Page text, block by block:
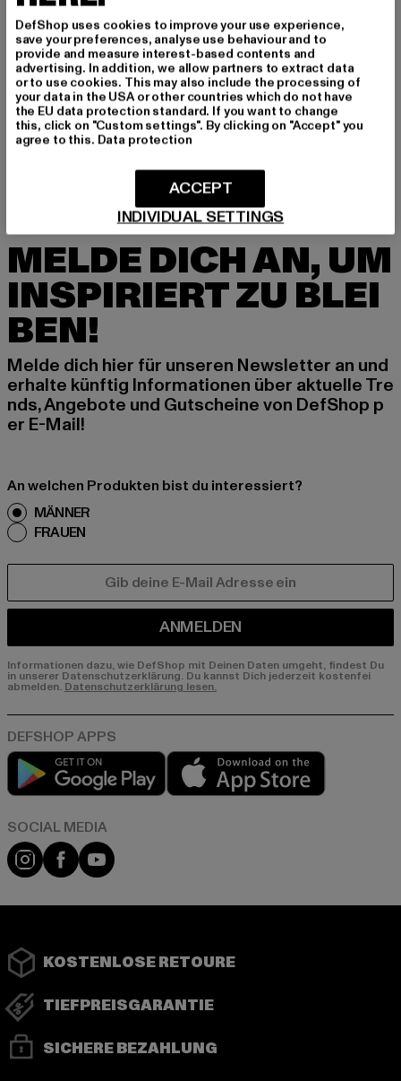
SIXTH JUNE
Washed
28,00 EUR
Derzeitiger Preis: 28,00 EUR
69,99 EURAktionspreis: 69,99 EUR
MELDE DICH AN, UM
INSPIRIERT ZU BLEI
BEN!
Melde dich hier für unseren Newsletter an und
erhalte künftig Informationen über aktuelle Tre
nds, Angebote und Gutscheine von DefShop p
er E-Mail!
An welchen Produkten bist du interessiert?
MÄNNER
FRAUEN
ANMELDEN
Informationen dazu, wie DefShop mit Deinen Daten umgeht, findest Du
in unserer Datenschutzerklärung. Du kannst Dich jederzeit kostenfei
abmelden. Datenschutzerklärung lesen.
Play market
Instagram
FacebookYouTube
KOSTENLOSE RETOURE
TIEFPREISGARANTIE
SICHERE BEZAHLUNG
DefShop uses cookies to improve your use experience,
save your preferences, analyse use behaviour and to
provide and measure interest-based contents and
advertising. In addition, we allow partners to extract data
or to use cookies. This may also include the processing of
your data in the USA or other countries which do not have
the EU data protection standard. If you want to change
this, click on "Custom settings". By clicking on "Accept" you
agree to this. Data protection
INDIVIDUAL SETTINGS
ACCEPT